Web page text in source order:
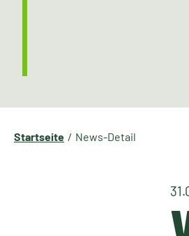
Startseite News-Detail